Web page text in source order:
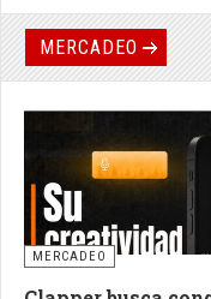
como uno de los
sólidos a nivel global.
MERCADEO
MERCADEO